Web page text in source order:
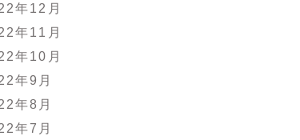
年12月
年11月
年10月
年9月
年8月
年7月